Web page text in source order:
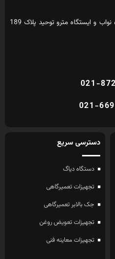
تهــران خیـابـان آزادی مابین چهارراه نواب و ایستگاه مترو توحید پلاک 189
021-
021-
دسترسی سریع
دستگاه دیاگ
تجهیزات تعمیرگاهی
جک بالابر تعمیرگاهی
تجهیزات تعویض روغن
تجهیزات معاینه فنی